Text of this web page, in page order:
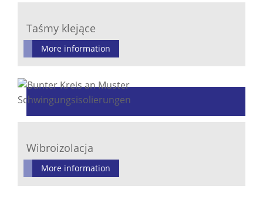
Taśmy klejące
More information
Wibroizolacja
More information